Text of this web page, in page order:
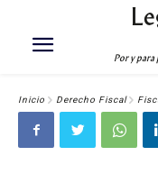
Por y para
Inicio Derecho Fiscal